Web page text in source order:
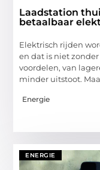
Laadstation
betaalbaar
Elektrisch rijden
en dat is niet
voordelen, van
minder uitstoot.
Energie
ENERGIE